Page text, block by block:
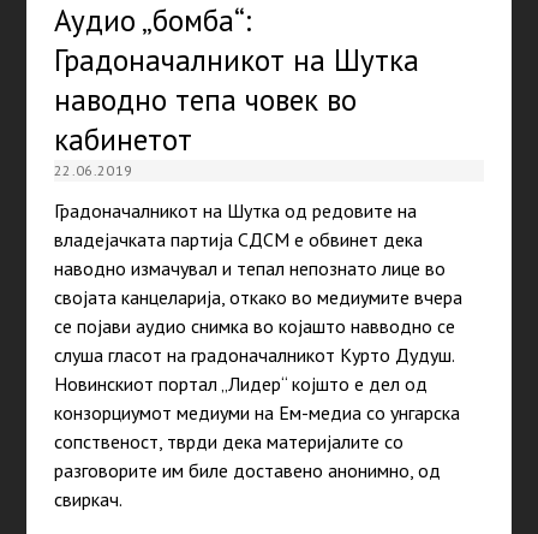
Аудио „бомба“:
Градоначалникот на Шутка
наводно тепа човек во
кабинетот
22.06.2019
Градоначалникот на Шутка од редовите на
владејачката партија СДСМ е обвинет дека
наводно измачувал и тепал непознато лице во
својата канцеларија, откако во медиумите вчера
се појави аудио снимка во којашто навводно се
слуша гласот на градоначалникот Курто Дудуш.
Новинскиот портал „Лидер“ којшто е дел од
конзорциумот медиуми на Ем-медиа со унгарска
сопственост, тврди дека материјалите со
разговорите им биле доставено анонимно, од
свиркач.